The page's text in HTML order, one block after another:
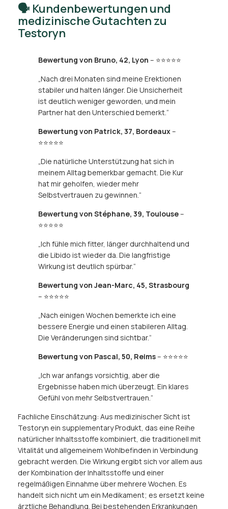
🗣️ Kundenbewertungen und
medizinische Gutachten zu
Testoryn
Bewertung von Bruno, 42, Lyon – ⭐⭐⭐⭐⭐
„Nach drei Monaten sind meine Erektionen
stabiler und halten länger. Die Unsicherheit
ist deutlich weniger geworden, und mein
Partner hat den Unterschied bemerkt.“
Bewertung von Patrick, 37, Bordeaux–
⭐⭐⭐⭐⭐
„Die natürliche Unterstützung hat sich in
meinem Alltag bemerkbar gemacht. Die Kur
hat mir geholfen, wieder mehr
Selbstvertrauen zu gewinnen.“
Bewertung von Stéphane, 39, Toulouse–
⭐⭐⭐⭐⭐
„Ich fühle mich fitter, länger durchhaltend und
die Libido ist wieder da. Die langfristige
Wirkung ist deutlich spürbar.“
Bewertung von Jean-Marc, 45, Strasbourg
– ⭐⭐⭐⭐⭐
„Nach einigen Wochen bemerkte ich eine
bessere Energie und einen stabileren Alltag.
Die Veränderungen sind sichtbar.“
Bewertung von Pascal, 50, Reims– ⭐⭐⭐⭐⭐
„Ich war anfangs vorsichtig, aber die
Ergebnisse haben mich überzeugt. Ein klares
Gefühl von mehr Selbstvertrauen.“
Fachliche Einschätzung: Aus medizinischer Sicht ist
Testoryn ein supplementary Produkt, das eine Reihe
natürlicher Inhaltsstoffe kombiniert, die traditionell mit
Vitalität und allgemeinem Wohlbefinden in Verbindung
gebracht werden. Die Wirkung ergibt sich vor allem aus
der Kombination der Inhaltsstoffe und einer
regelmäßigen Einnahme über mehrere Wochen. Es
handelt sich nicht um ein Medikament; es ersetzt keine
ärztliche Behandlung. Bei bestehenden Erkrankungen